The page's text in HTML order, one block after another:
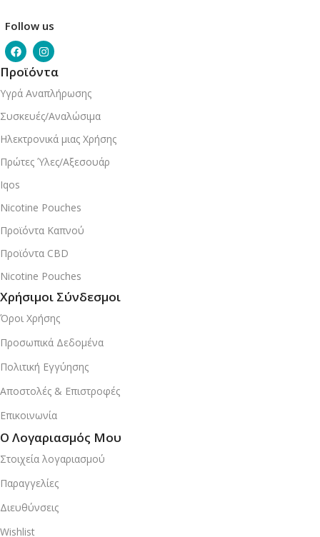
Follow us
Προϊόντα
Υγρά Αναπλήρωσης
Συσκευές/Αναλώσιμα
Ηλεκτρονικά μιας Χρήσης
Πρώτες Ύλες/Αξεσουάρ
Iqos
Nicotine Pouches
Προϊόντα Καπνού
Προϊόντα CBD
Nicotine Pouches
Χρήσιμοι Σύνδεσμοι
Όροι Χρήσης
Προσωπικά Δεδομένα
Πολιτική Εγγύησης
Αποστολές & Επιστροφές
Επικοινωνία
Ο Λογαριασμός Μου
Στοιχεία λογαριασμού
Παραγγελίες
Διευθύνσεις
Wishlist